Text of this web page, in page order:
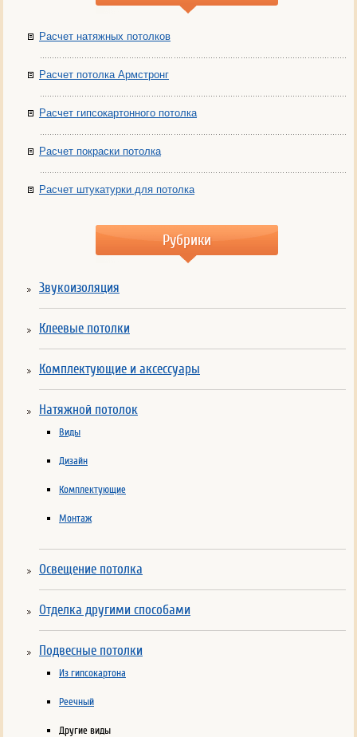
Расчет натяжных потолков
Расчет потолка Армстронг
Расчет гипсокартонного потолка
Расчет покраски потолка
Расчет штукатурки для потолка
Рубрики
Звукоизоляция
Клеевые потолки
Комплектующие и аксессуары
Натяжной потолок
Виды
Дизайн
Комплектующие
Монтаж
Освещение потолка
Отделка другими способами
Подвесные потолки
Из гипсокартона
Реечный
Другие виды